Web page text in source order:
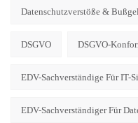
Datenschutzverstöße &
DSGVO DSGVO-
EDV-Sachverständige Für IT-
EDV-Sachverständiger Für